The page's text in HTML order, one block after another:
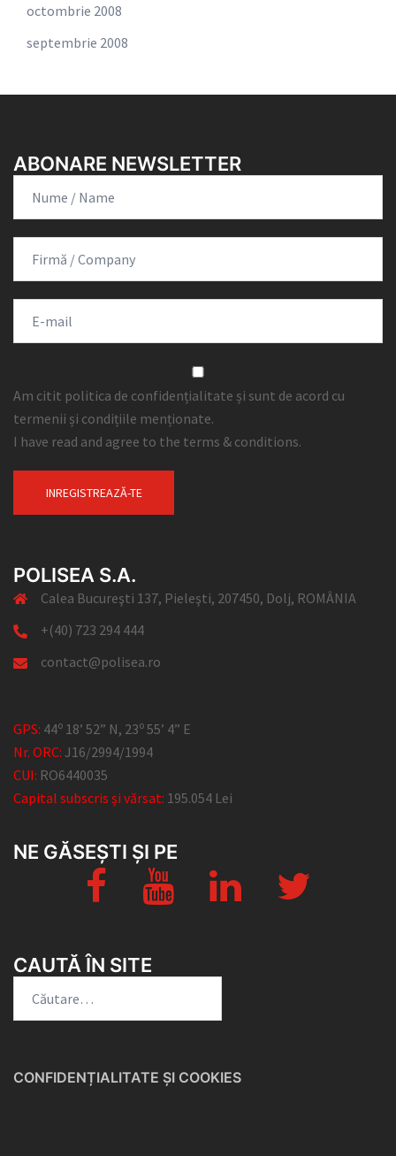
octombrie 2008
septembrie 2008
ABONARE NEWSLETTER
Am citit politica de confidențialitate și sunt de acord cu
termenii și condițiile menționate.
I have read and agree to the terms & conditions.
POLISEA S.A.
Calea Bucureşti 137, Pieleşti, 207450, Dolj, ROMÂNIA
+(40) 723 294 444
contact@polisea.ro
GPS: 44o 18’ 52” N, 23o 55’ 4” E
Nr. ORC: J16/2994/1994
CUI: RO6440035
Capital subscris și vărsat: 195.054 Lei
NE GĂSEȘTI ȘI PE
facebook YouTube Linkedin twitter
CAUTĂ ÎN SITE
după:
CONFIDENȚIALITATE ȘI COOKIES